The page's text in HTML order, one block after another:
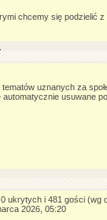
chcemy się podzielić z
uznanych za
usuwane
ukrytych i 481 gości (wg
2026, 05:20